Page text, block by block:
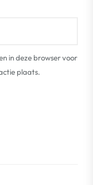
in deze browser voor
plaats.